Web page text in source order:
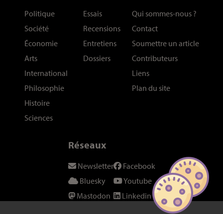
Politique
Société
Économie
Arts
International
Philosophie
Histoire
Sciences
Essais
Recensions
Entretiens
Dossiers
Qui sommes-nous ?
Contact
Soumettre un article
Contributeurs
Liens
Plan du site
Réseaux
Newsletter
Bluesky
Mastodon
Facebook
Youtube
Linkedin